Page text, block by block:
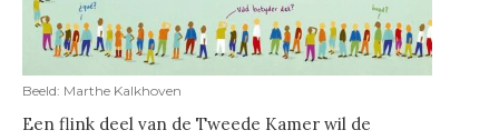
Beeld: Marthe Kalkhoven
Een flink deel van de Tweede Kamer wil de